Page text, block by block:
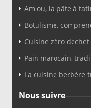
Amlou, la pâte à
Botulisme,
Cuisine zéro déchet
Pain marocain,
La cuisine berbère
Nous suivre